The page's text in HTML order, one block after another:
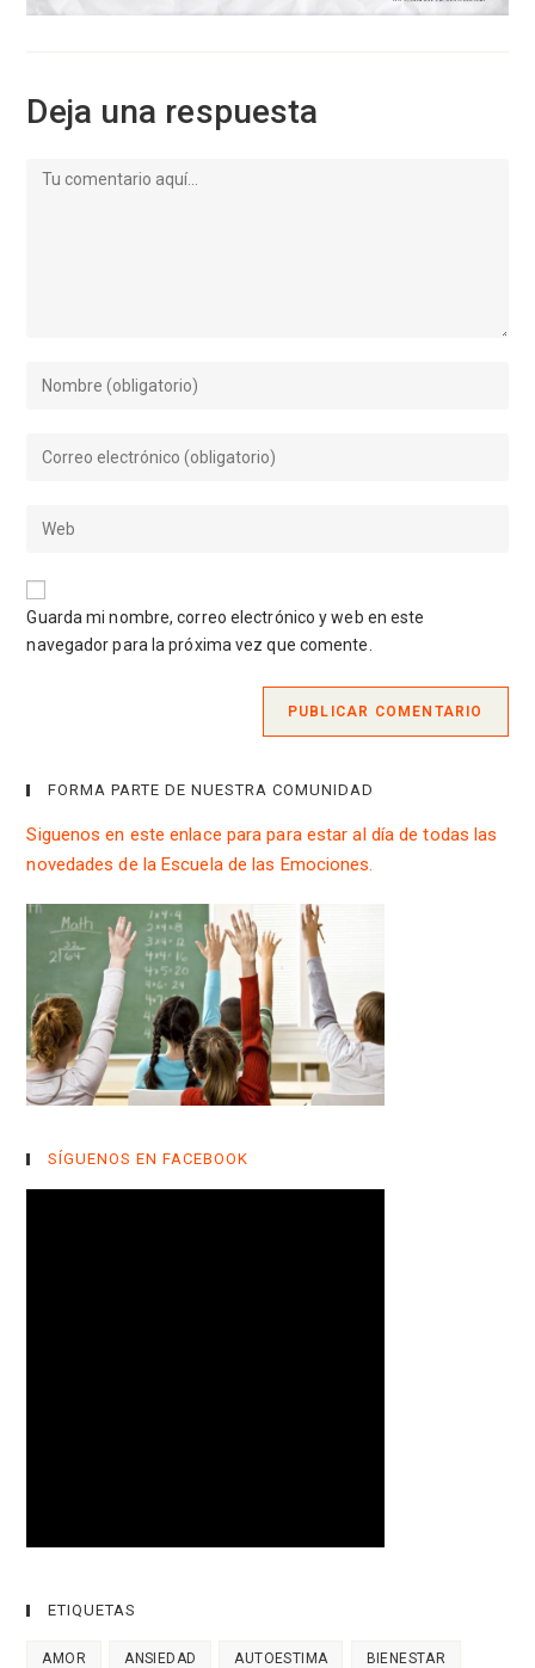
Deja una respuesta
Comentario
usuario
de
electrónico
para
comentar
de
tu
web
Guarda mi nombre, correo electrónico y web en este
navegador para la próxima vez que comente.
FORMA PARTE DE NUESTRA COMUNIDAD
Siguenos en este enlace para para estar al día de todas las
novedades de la Escuela de las Emociones.
SÍGUENOS EN FACEBOOK
ETIQUETAS
AMOR ANSIEDAD AUTOESTIMA BIENESTAR